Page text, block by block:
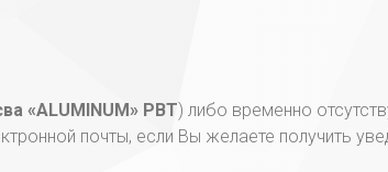
«ALUMINUM» PBT) либо временно
почты, если Вы желаете получить